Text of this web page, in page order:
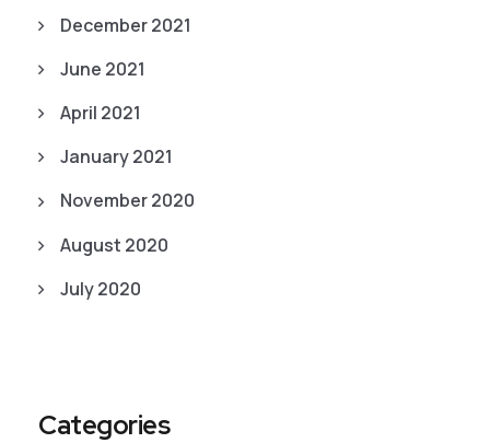
December 2021
June 2021
April 2021
January 2021
November 2020
August 2020
July 2020
Categories